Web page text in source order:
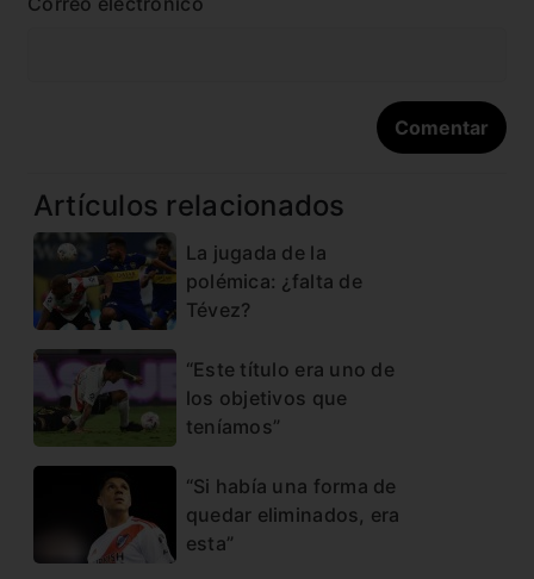
Artículos relacionados
La jugada de la
polémica: ¿falta de
Tévez?
“Este título era uno de
los objetivos que
teníamos”
“Si había una forma de
quedar eliminados, era
esta”